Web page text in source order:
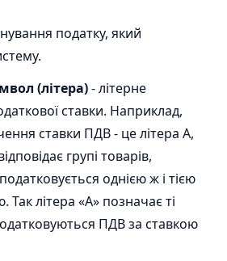
податку, який
(літера)- літерне
ставки. Наприклад,
ставки ПДВ - це літера А,
групі товарів,
однією ж і тією
літера «А» позначає ті
ПДВ за ставкою